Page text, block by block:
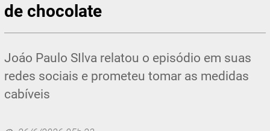
de chocolate
Joáo Paulo SIlva relatou o episódio em suas
redes sociais e prometeu tomar as medidas
cabíveis